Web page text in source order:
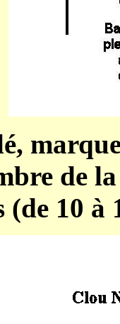
de
(de 10 à